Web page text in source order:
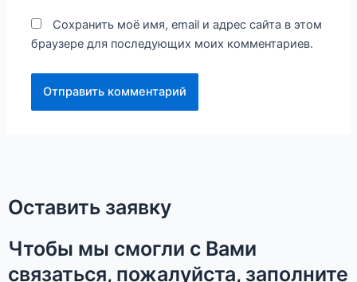
Сохранить моё имя, email и адрес сайта в этом
браузере для последующих моих комментариев.
Оставить заявку
Чтобы мы смогли с Вами
связаться, пожалуйста, заполните